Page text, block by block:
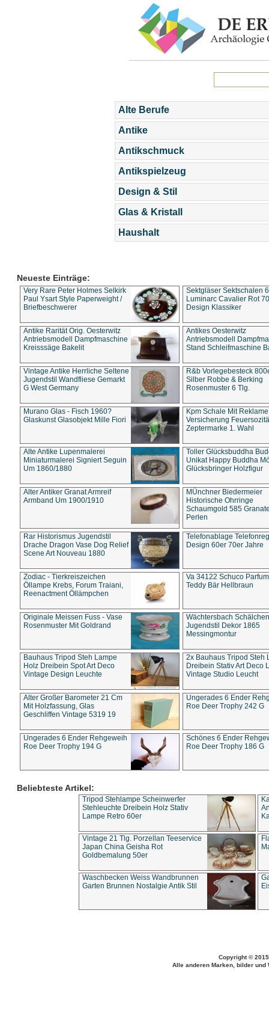
Alte Berufe
Antike
Antikschmuck
Antikspielzeug
Design & Stil
Glas & Kristall
Haushalt
Neueste Einträge:
Very Rare Peter Holmes Selkirk
Paul Ysart Style Paperweight /
Briefbeschwerer
Sektgläser Sektschalen
Luminarc Cavalier Rot
Design Klassiker
Antike Rarität Orig. Oesterwitz
Antriebsmodell Dampfmaschine
Kreisssäge Bakelit
Antikes Oesterwitz
Antriebsmodell
Stand Schleifmaschine
Vintage Antike Herrliche Seltene
Jugendstil Wandfliese Gemarkt
G West Germany
R&b Vorlegebesteck
Silber Robbe & Berking
Rosenmuster 6 Tlg.
Murano Glas - Fisch 1960?
Glaskunst Glasobjekt Mille Fiori
Kpm Schale Mit Reklame
Versicherung
Zeptermarke 1. Wahl
Alte Antike Lupenmalerei
Miniaturmalerei Signiert Seguin
Um 1860/1880
Toller Glücksbuddha
Unikat Happy Buddha
Glücksbringer Holzfigur
Alter Antiker Granat Armreif
Armband Um 1900/1910
MÜnchner Biedermeier
Historische Ohrringe
Schaumgold 585
Perlen
Rar Historismus Jugendstil
Drache Dragon Vase Dog Relief
Scene Art Nouveau 1880
Telefonablage
Design 60er 70er Jahre
Zodiac - Tierkreiszeichen
Öllampe Krebs, Forum Traiani,
Reenactment Öllämpchen
Va 34122 Schuco
Teddy Bär Hellbraun
Originale Meissen Fuss - Vase
Rosenmuster Mit Goldrand
Wächtersbach Schälchen
Jugendstil Dekor 1865
Messingmontur
Bauhaus Tripod Steh Lampe
Holz Dreibein Spot Art Deco
Vintage Design Leuchte
2x Bauhaus Tripod Steh
Dreibein Stativ Art Deco
Vintage Studio Leucht
Alter Großer Barometer 21 Cm
Mit Holzfassung, Glas
Geschliffen Vintage 5319 19
Ungerades 6 Ender
Roe Deer Trophy 242 G
Ungerades 6 Ender Rehgeweih
Roe Deer Trophy 194 G
Schönes 6 Ender
Roe Deer Trophy 186 G
Beliebteste Artikel:
Tripod Stehlampe Scheinwerfer
Stehleuchte Dreibein Holz Stativ
Lampe Retro 60er
Vintage 21 Tlg. Porzellan Teeservice
Japan China Geisha Rot
Goldbemalung 50er
Waschbecken Weiss Wandbrunnen
Garten Brunnen Nostalgie Antik Stil
Copyright ©
Alle anderen Marken, bilder und